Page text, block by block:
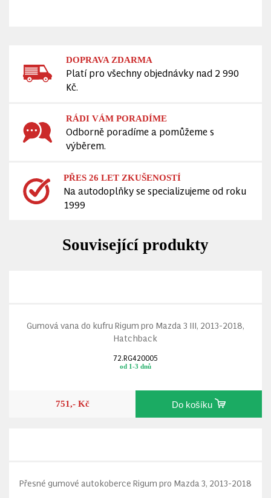
DOPRAVA ZDARMA
Platí pro všechny objednávky nad 2 990
Kč.
RÁDI VÁM PORADÍME
Odborně poradíme a pomůžeme s
výběrem.
PŘES 26 LET ZKUŠENOSTÍ
Na autodoplňky se specializujeme od roku
1999
Související produkty
Gumová vana do kufru Rigum pro Mazda 3 III, 2013-2018,
Hatchback
72.RG420005
od 1-3 dnů
751,- Kč Do košíku
Přesné gumové autokoberce Rigum pro Mazda 3, 2013-2018